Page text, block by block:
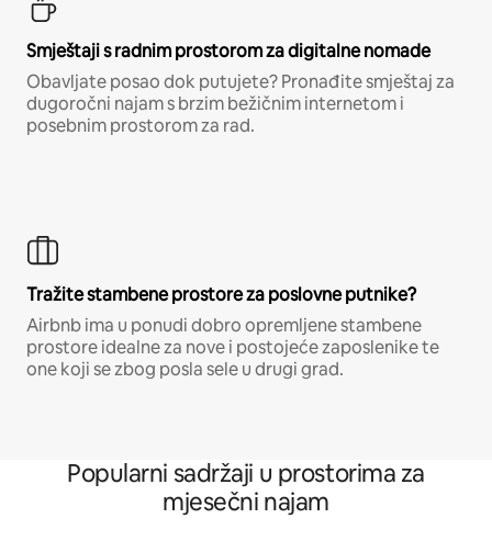
Smještaji s radnim prostorom za digitalne nomade
Obavljate posao dok putujete? Pronađite smještaj za
dugoročni najam s brzim bežičnim internetom i
posebnim prostorom za rad.
Tražite stambene prostore za poslovne putnike?
Airbnb ima u ponudi dobro opremljene stambene
prostore idealne za nove i postojeće zaposlenike te
one koji se zbog posla sele u drugi grad.
Popularni sadržaji u prostorima za
mjesečni najam